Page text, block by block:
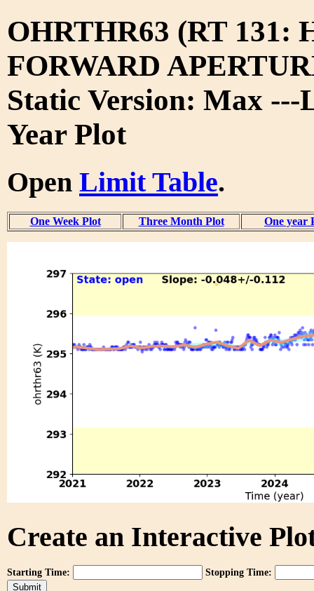
OHRTHR63 (RT 131:
FORWARD
Static Version: Max ---
Year Plot
Open Limit Table.
One Week Plot Three Month Plot One year
Create an Interactive
Starting Time: Stopping Time: